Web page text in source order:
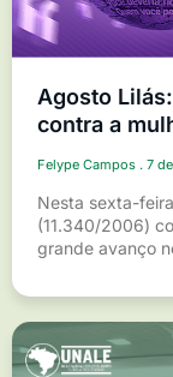
Agosto
contra a
Felype Campos 7
Nesta sexta-
(11.340/2006)
grande avanço